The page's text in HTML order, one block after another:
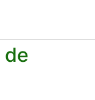
de